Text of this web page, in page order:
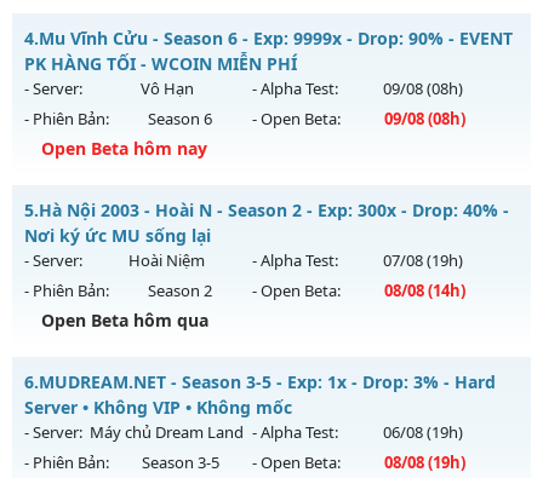
Antihack: UGK
MU HỎA LONG 6.9 - 🌍 Website: https://muhoalong.pro
Mu mới ra tháng 07 2026 - Mở máy chủ
https://facebook.com/muhoalongvào 19h ngày
30/07/2626
Exp: 9999x - Drop: 99%
Thể loại: Mu Nguyên bản Webzen
Antihack: Xshiel
4.Mu Vĩnh Cửu - Season 6 - Exp: 9999x - Drop: 90% - EVENT
PK HÀNG TỐI - WCOIN MIỄN PHÍ
- Server: Vô Hạn - Alpha Test: 09/08(08h)
- Phiên Bản:
Season 6 - Open Beta: 09/08(08h)
Open Beta hôm nay
Mu Vĩnh Cửu - EVENT PK HÀNG TỐI - WCOIN MIỄN PHÍ
Mu mới ra tháng 08 2026 - Mở máy chủ
ngày 09/08/2626
Exp: 9999x - Drop: 90%
Kiểu reset: Reset In Game
Antihack: ICMPROTECT ✅ 🔴 ✨ ⚡️
5.Hà Nội 2003 - Hoài N - Season 2 - Exp: 300x - Drop: 40% -
Nơi ký ức MU sống lại
- Server: Hoài Niệm - Alpha Test: 07/08(19h)
- Phiên Bản:
Season 2 - Open Beta: 08/08(14h)
Open Beta hôm qua
Mu mới ra tháng 08 2026 - Mở máy chủ
ngày 08/08/2626
Exp: 300x - Drop: 40%
6.MUDREAM.NET - Season 3-5 - Exp: 1x - Drop: 3% - Hard
Server • Không VIP • Không mốc
- Server: Máy chủ Dream Land - Alpha Test: 06/08(19h)
- Phiên Bản:
Season 3-5 - Open Beta: 08/08(19h)